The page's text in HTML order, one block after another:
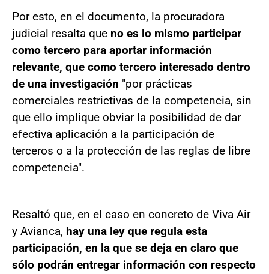
Por esto, en el documento, la procuradora
judicial resalta que no es lo mismo participar
como tercero para aportar información
relevante, que como tercero interesado dentro
de una investigación "por prácticas
comerciales restrictivas de la competencia, sin
que ello implique obviar la posibilidad de dar
efectiva aplicación a la participación de
terceros o a la protección de las reglas de libre
competencia".
Resaltó que, en el caso en concreto de Viva Air
y Avianca, hay una ley que regula esta
participación, en la que se deja en claro que
sólo podrán entregar información con respecto